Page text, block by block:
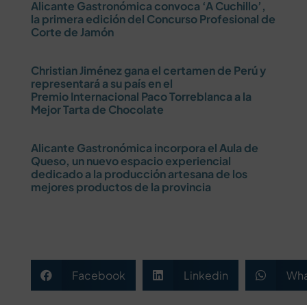
Alicante Gastronómica convoca ‘A Cuchillo’,
la primera edición del Concurso Profesional de
Corte de Jamón
Christian Jiménez gana el certamen de Perú y
representará a su país en el
Premio Internacional Paco Torreblanca a la
Mejor Tarta de Chocolate
Alicante Gastronómica incorpora el Aula de
Queso, un nuevo espacio experiencial
dedicado a la producción artesana de los
mejores productos de la provincia
 Facebook  Linkedin 